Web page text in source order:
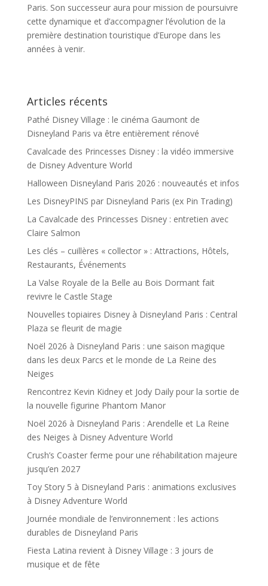
Paris. Son successeur aura pour mission de poursuivre
cette dynamique et d’accompagner l’évolution de la
première destination touristique d’Europe dans les
années à venir.
Articles récents
Pathé Disney Village : le cinéma Gaumont de
Disneyland Paris va être entièrement rénové
Cavalcade des Princesses Disney : la vidéo immersive
de Disney Adventure World
Halloween Disneyland Paris 2026 : nouveautés et infos
Les DisneyPINS par Disneyland Paris (ex Pin Trading)
La Cavalcade des Princesses Disney : entretien avec
Claire Salmon
Les clés – cuillères « collector » : Attractions, Hôtels,
Restaurants, Événements
La Valse Royale de la Belle au Bois Dormant fait
revivre le Castle Stage
Nouvelles topiaires Disney à Disneyland Paris : Central
Plaza se fleurit de magie
Noël 2026 à Disneyland Paris : une saison magique
dans les deux Parcs et le monde de La Reine des
Neiges
Rencontrez Kevin Kidney et Jody Daily pour la sortie de
la nouvelle figurine Phantom Manor
Noël 2026 à Disneyland Paris : Arendelle et La Reine
des Neiges à Disney Adventure World
Crush’s Coaster ferme pour une réhabilitation majeure
jusqu’en 2027
Toy Story 5 à Disneyland Paris : animations exclusives
à Disney Adventure World
Journée mondiale de l’environnement : les actions
durables de Disneyland Paris
Fiesta Latina revient à Disney Village : 3 jours de
musique et de fête